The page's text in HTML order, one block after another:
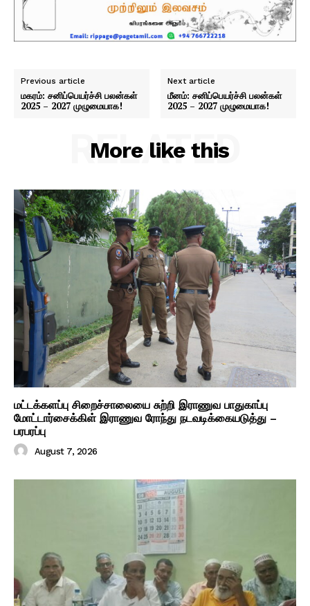
Previous article
மகரம்: சனிப்பெயர்ச்சி பலன்கள்
2025 – 2027 முழுமையாக!
Next article
மீனம்: சனிப்பெயர்ச்சி பலன்கள்
2025 – 2027 முழுமையாக!
More like this
RELATED
மட்டக்களப்பு சிறைச்சாலையை சுற்றி இராணுவ பாதுகாப்பு
மோட்டார்சைக்கிள் இராணுவ ரோந்து நடவடிக்கையடுத்து –
பரபரப்பு
August 7, 2026